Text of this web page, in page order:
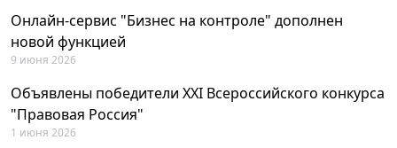
Онлайн-сервис "Бизнес на контроле" дополнен
новой функцией
9 июня 2026
Объявлены победители XXI Всероссийского конкурса
"Правовая Россия"
1 июня 2026